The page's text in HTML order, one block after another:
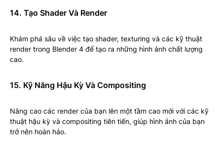
14. Tạo Shader Và Render
Khám phá sâu về việc tạo shader, texturing và các kỹ thuật
render trong Blender 4 để tạo ra những hình ảnh chất lượng
cao.
15. Kỹ Năng Hậu Kỳ Và Compositing
Nâng cao các render của bạn lên một tầm cao mới với các kỹ
thuật hậu kỳ và compositing tiên tiến, giúp hình ảnh của bạn
trở nên hoàn hảo.